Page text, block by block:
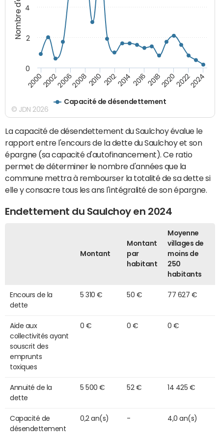
Capacité de désendettement
20002002200620082010 2012201420162018202020222024
0
2
4
© JDN 2026
La capacité de désendettement du Saulchoy évalue le
rapport entre l'encours de la dette du Saulchoy et son
épargne (sa capacité d'autofinancement). Ce ratio
permet de déterminer le nombre d'années que la
commune mettra à rembourser la totalité de sa dette si
elle y consacre tous les ans l'intégralité de son épargne.
Endettement du Saulchoy en 2024
Montant
Montant
par
habitant
Moyenne
villages de
moins de
250
habitants
Encours de la
dette
5 310 € 50 € 77 627 €
Aide aux
collectivités ayant
souscrit des
emprunts
toxiques
0 € 0 € 0 €
Annuité de la
dette
5 500 € 52 € 14 425 €
Capacité de
désendettement
0,2 an(s) - 4,0 an(s)